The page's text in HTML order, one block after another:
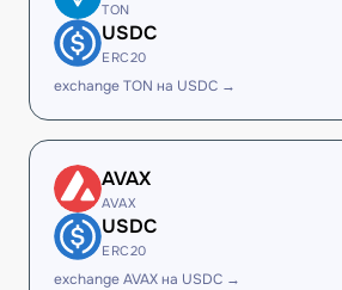
TON
USDC
ERC20
exchange TON на USDC →
AVAX
AVAX
USDC
ERC20
exchange AVAX на USDC →